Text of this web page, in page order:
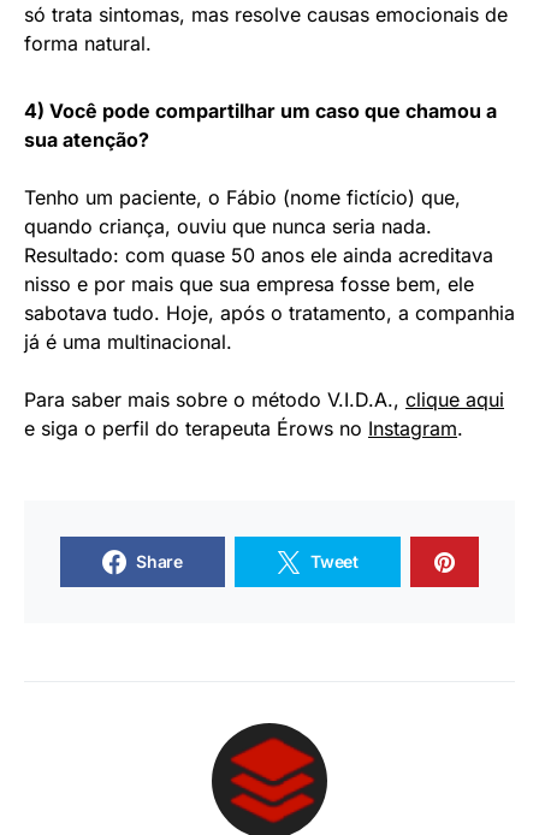
só trata sintomas, mas resolve causas emocionais de
forma natural.
4) Você pode compartilhar um caso que chamou a
sua atenção?
Tenho um paciente, o Fábio (nome fictício) que,
quando criança, ouviu que nunca seria nada.
Resultado: com quase 50 anos ele ainda acreditava
nisso e por mais que sua empresa fosse bem, ele
sabotava tudo. Hoje, após o tratamento, a companhia
já é uma multinacional.
Para saber mais sobre o método V.I.D.A., clique aqui
e siga o perfil do terapeuta Érows no Instagram.
Share Tweet